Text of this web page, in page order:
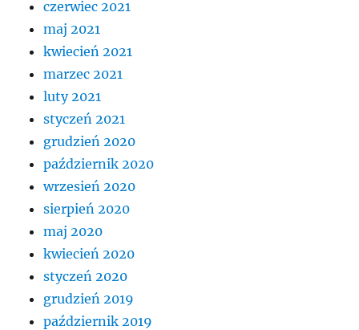
czerwiec 2021
maj 2021
kwiecień 2021
marzec 2021
luty 2021
styczeń 2021
grudzień 2020
październik 2020
wrzesień 2020
sierpień 2020
maj 2020
kwiecień 2020
styczeń 2020
grudzień 2019
październik 2019